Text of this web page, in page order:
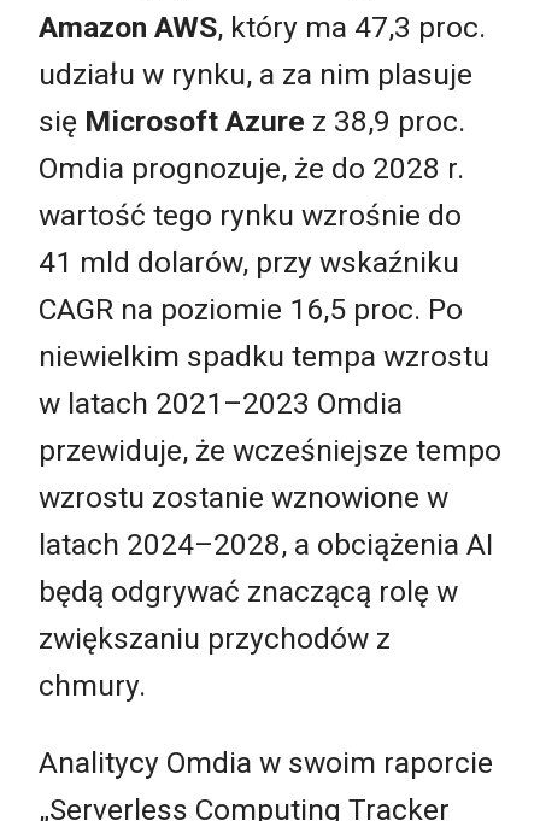
Amazon AWS, który ma 47,3 proc.
udziału w rynku, a za nim plasuje
się Microsoft Azure z 38,9 proc.
Omdia prognozuje, że do 2028 r.
wartość tego rynku wzrośnie do
41 mld dolarów, przy wskaźniku
CAGR na poziomie 16,5 proc. Po
niewielkim spadku tempa wzrostu
w latach 2021–2023 Omdia
przewiduje, że wcześniejsze tempo
wzrostu zostanie wznowione w
latach 2024–2028, a obciążenia AI
będą odgrywać znaczącą rolę w
zwiększaniu przychodów z
chmury.
Analitycy Omdia w swoim raporcie
„Serverless Computing Tracker